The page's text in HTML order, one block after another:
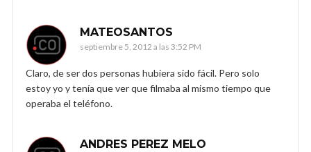
MATEOSANTOS
septiembre 5, 2012 a las 3:52 PM
Claro, de ser dos personas hubiera sido fácil. Pero solo
estoy yo y tenía que ver que filmaba al mismo tiempo que
operaba el teléfono.
ANDRES PEREZ MELO